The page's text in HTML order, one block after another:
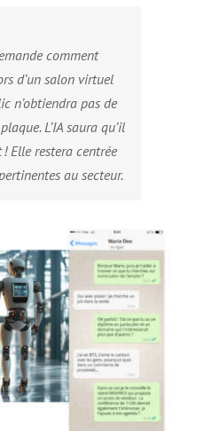
comment
d’un salon virtuel
n’obtiendra pas de
L’IA saura qu’il
! Elle restera centrée
au secteur.